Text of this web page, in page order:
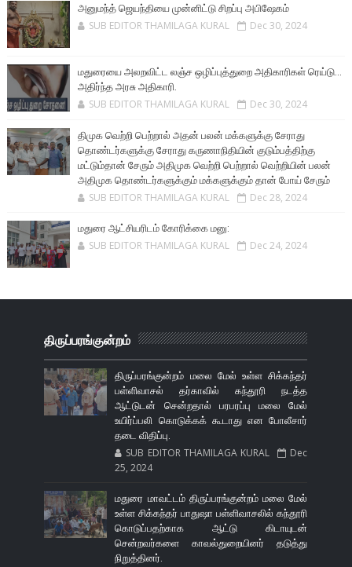
அனுமந்த் ஜெயந்தியை முன்னிட்டு சிறப்பு அபிஷேகம்
SUB EDITOR THAMILAGA KURAL Dec 30, 2024
மதுரையை அலறவிட்ட லஞ்ச ஒழிப்புத்துறை அதிகாரிகள் ரெய்டு...
அதிர்ந்த அரசு அதிகாரி.
SUB EDITOR THAMILAGA KURAL Dec 30, 2024
திமுக வெற்றி பெற்றால் அதன் பலன் மக்களுக்கு சேராது
தொண்டர்களுக்கு சேராது கருணாநிதியின் குடும்பத்திற்கு
மட்டும்தான் சேரும் அதிமுக வெற்றி பெற்றால் வெற்றியின் பலன்
அதிமுக தொண்டர்களுக்கும் மக்களுக்கும் தான் போய் சேரும்
SUB EDITOR THAMILAGA KURAL Dec 28, 2024
மதுரை ஆட்சியரிடம் கோரிக்கை மனு:
SUB EDITOR THAMILAGA KURAL Dec 24, 2024
திருப்பரங்குன்றம்
திருப்பரங்குன்றம் மலை மேல் உள்ள சிக்கந்தர்
பள்ளிவாசல் தர்காவில் கந்தூரி நடத்த
ஆட்டுடன் சென்றதால் பரபரப்பு மலை மேல்
உயிர்ப்பலி கொடுக்கக் கூடாது என போலீசார்
தடை விதிப்பு.
SUB EDITOR THAMILAGA KURAL
Dec
25, 2024
மதுரை மாவட்டம் திருப்பரங்குன்றம் மலை மேல்
உள்ள சிக்கந்தர் பாதுஷா பள்ளிவாசலில் கந்தூரி
கொடுப்பதற்காக ஆட்டு கிடாயுடன்
சென்றவர்களை காவல்துறையினர் தடுத்து
நிறுத்தினர்.